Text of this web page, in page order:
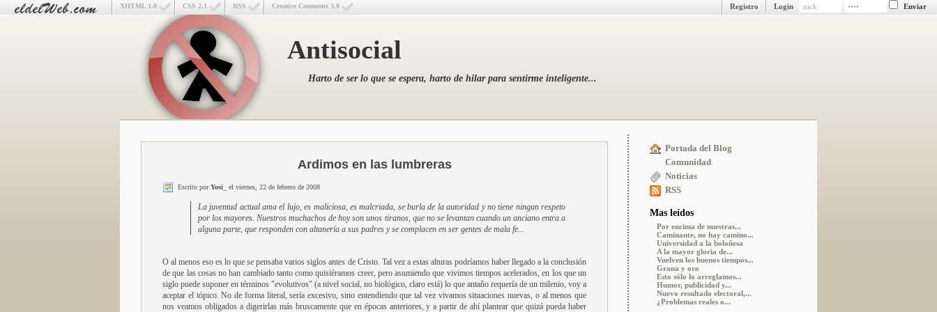
Creative Commons 3.0
RSS
CSS 2.1
XHTML 1.0 Login
Registro
Antisocial
Harto de ser lo que se espera, harto de hilar para sentirme inteligente...
Portada del Blog
Comunidad
Noticias
RSS
Mas leídos
Por encima de nuestras...
Caminante, no hay camino...
Universidad a la boloñesa
A la mayor gloria de...
Vuelven los buenos tiempos...
Grana y oro
Esto sólo lo arreglamos...
Humor, publicidad y...
Nuevo resultado electoral,...
¿Problemas reales o...
Ardimos en las lumbreras
Escrito porYosi_ el viernes, 22 de febrero de 2008
La juventud actual ama el lujo, es maliciosa, es malcriada, se burla de la autoridad y no tiene ningun respeto
por los mayores. Nuestros muchachos de hoy son unos tiranos, que no se levantan cuando un anciano entra a
alguna parte, que responden con altanería a sus padres y se complacen en ser gentes de mala fe...
O al menos eso es lo que se pensaba varios siglos antes de Cristo. Tal vez a estas alturas podríamos haber llegado a la conclusión
de que las cosas no han cambiado tanto como quisiéramos creer, pero asumiendo que vivimos tiempos acelerados, en los que un
siglo puede suponer en términos "evolutivos" (a nivel social, no biológico, claro está) lo que antaño requería de un milenio, voy a
aceptar el tópico. No de forma literal, sería excesivo, sino entendiendo que tal vez vivamos situaciones nuevas, o al menos que
nos veamos obligados a digerirlas más bruscamente que en épocas anteriores, y a partir de ahí plantear que quizá pueda haber